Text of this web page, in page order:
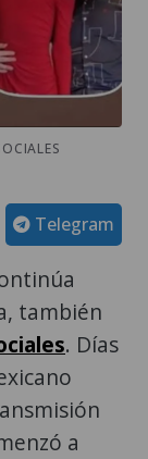
Telegram
también
. Días
a